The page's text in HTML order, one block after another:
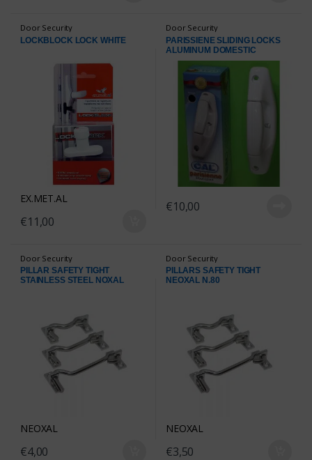
Door Security
LOCKBLOCK LOCK WHITE
EX.MET.AL
€11,00
Door Security
PARISSIENE SLIDING LOCKS
ALUMINUM DOMESTIC
OUTDOOR WHITE
€10,00
Door Security
PILLAR SAFETY TIGHT
STAINLESS STEEL NOXAL
NEOXAL
€4,00
Door Security
PILLARS SAFETY TIGHT
NEOXAL N.80
NEOXAL
€3,50